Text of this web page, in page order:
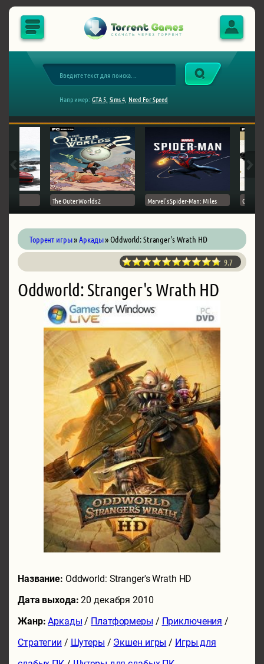
Например: GTA 5, Sims 4, Need For Speed
The Outer Worlds 2 Marvel's Spider-Man: Miles Ghost
Торрент игры»Аркады» Oddworld: Stranger's Wrath HD
9.7
Oddworld: Stranger's Wrath HD
Название: Oddworld: Stranger's Wrath HD
Дата выхода:20 декабря 2010
Жанр: Аркады / Платформеры / Приключения /
Стратегии / Шутеры / Экшен игры / Игры для